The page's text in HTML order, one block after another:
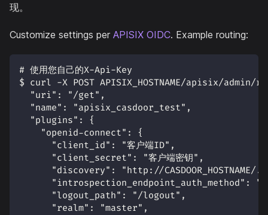
现。
Customize settings per APISIX OIDC. Example routing:
# 使用您自己的X-Api-Key
$ curl -X POST APISIX_HOSTNAME/apisix/
  "uri": "/get",
  "name": "apisix_casdoor_test",
  "plugins": {
    "openid-connect": {
      "client_id": "客户端ID",
      "client_secret": "客户端密钥",
"discovery": "http://CASDOOR_HOSTNAME/
"introspection_endpoint_auth_method":
      "logout_path": "/logout",
      "realm": "master",